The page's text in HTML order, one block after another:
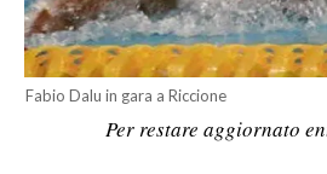
SERVIZI ALLE IMPRESE
LAVORO
Fabio Dalu in gara a Riccione
Per restare aggiornato